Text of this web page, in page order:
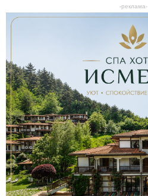
-реклама-